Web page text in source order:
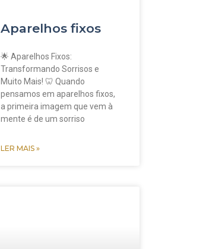
Aparelhos fixos
🌟 Aparelhos Fixos:
Transformando Sorrisos e
Muito Mais! 🦷 Quando
pensamos em aparelhos fixos,
a primeira imagem que vem à
mente é de um sorriso
LER MAIS »